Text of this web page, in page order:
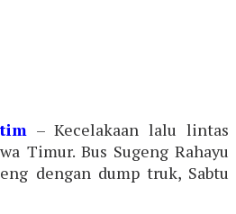
– Kecelakaan lalu lintas
Timur. Bus Sugeng Rahayu
dengan dump truk, Sabtu